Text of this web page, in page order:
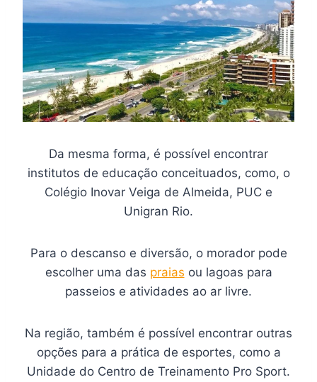
Da mesma forma, é possível encontrar
institutos de educação conceituados, como, o
Colégio Inovar Veiga de Almeida, PUC e
Unigran Rio.
Para o descanso e diversão, o morador pode
escolher uma das praias ou lagoas para
passeios e atividades ao ar livre.
Na região, também é possível encontrar outras
opções para a prática de esportes, como a
Unidade do Centro de Treinamento Pro Sport.